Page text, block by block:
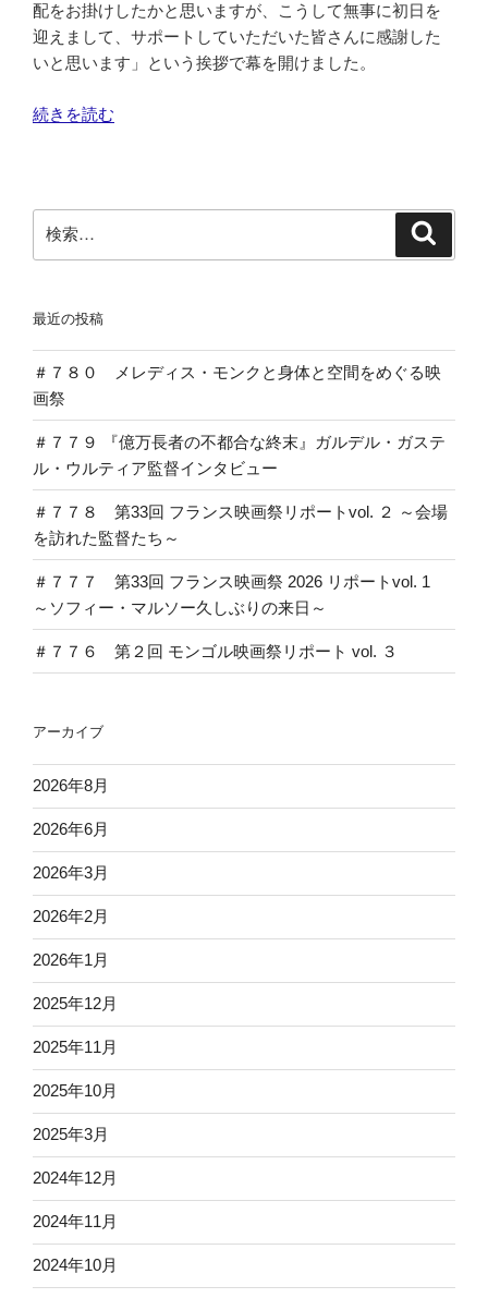
配をお掛けしたかと思いますが、こうして無事に初日を
迎えまして、サポートしていただいた皆さんに感謝した
いと思います」という挨拶で幕を開けました。
“＃
第
19
京
フ
ィ
ル
メ
ッ
ク
ス ”
の
続きを読む
索:
最近の投稿
＃７８０ メレディス・モンクと身体と空間をめぐる映
画祭
＃７７９ 『億万長者の不都合な終末』ガルデル・ガステ
ル・ウルティア監督インタビュー
＃７７８ 第33回 フランス映画祭リポートvol. ２ ～会場
を訪れた監督たち～
＃７７７ 第33回 フランス映画祭 2026 リポートvol. 1
～ソフィー・マルソー久しぶりの来日～
＃７７６ 第２回 モンゴル映画祭リポート vol. ３
アーカイブ
2026年8月
2026年6月
2026年3月
2026年2月
2026年1月
2025年12月
2025年11月
2025年10月
2025年3月
2024年12月
2024年11月
2024年10月